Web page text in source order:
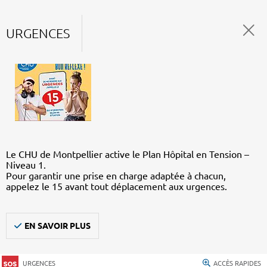
URGENCES
Le CHU de Montpellier active le Plan Hôpital en Tension –
Niveau 1.
Pour garantir une prise en charge adaptée à chacun,
appelez le 15 avant tout déplacement aux urgences.
EN SAVOIR PLUS
URGENCES ACCÈS RAPIDES